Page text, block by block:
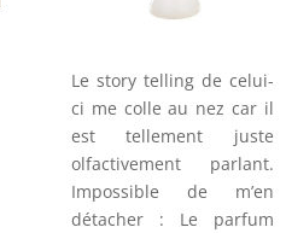
Le story telling de celui-
ci me colle au nez car il
est tellement juste
olfactivement parlant.
Impossible de m’en
détacher : Le parfum